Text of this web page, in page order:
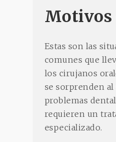
Motivos
Estas son las
comunes que
los cirujanos
se sorprenden al
problemas
requieren un
especializado.